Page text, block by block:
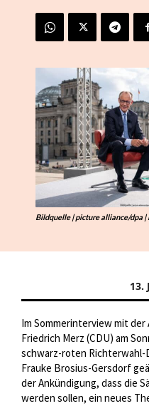
Bildquelle | picture alliance/dpa
13.
Im Sommerinterview mit
Friedrich Merz (CDU) am
schwarz-roten Richterwahl-
Frauke Brosius-Gersdorf
der Ankündigung, dass die
werden sollen, ein neues